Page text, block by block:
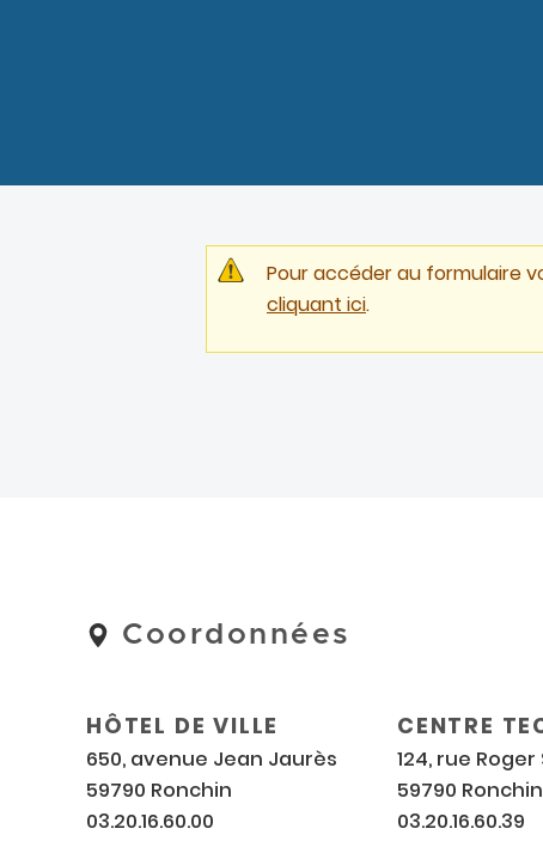
Pour accéder au formulaire
cliquant ici.
Coordonnées
Coordonnées
horaires
HÔTEL DE VILLE
650, avenue Jean Jaurès
59790 Ronchin
03.20.16.60.00
CENTRE
124, rue
59790 Ronchin
03.20.16.60.39